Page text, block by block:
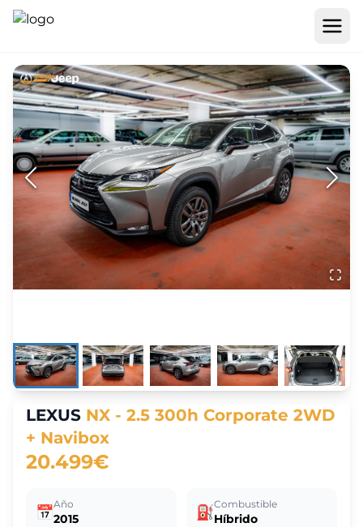
LEXUS NX - 2.5 300h Corporate 2WD
+ Navibox
20.499€
📅Año
2015 ⛽Combustible
Híbrido